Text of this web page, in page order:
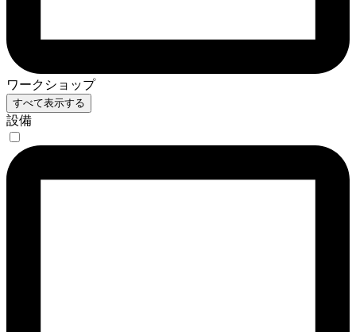
ワークショップ
すべて表示する
設備